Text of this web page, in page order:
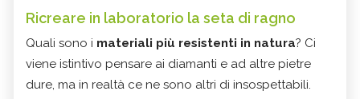
Ricreare in laboratorio la seta di ragno
Quali sono i materiali più resistenti in natura? Ci
viene istintivo pensare ai diamanti e ad altre pietre
dure, ma in realtà ce ne sono altri di insospettabili.